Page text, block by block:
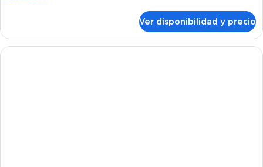
triple
estándar
Ver disponibilidad y precio